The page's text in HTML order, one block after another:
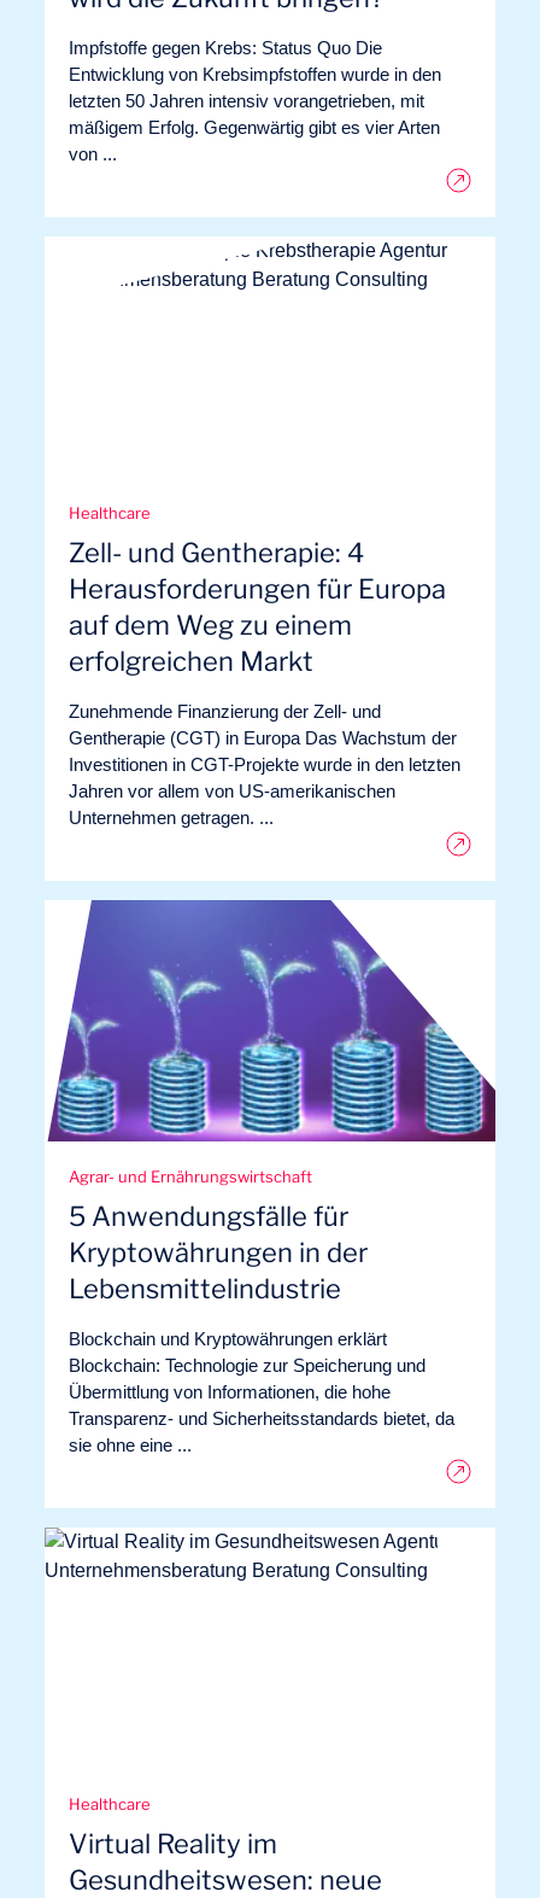
Impfstoffe gegen Krebs: Status Quo Die
Entwicklung von Krebsimpfstoffen wurde in den
letzten 50 Jahren intensiv vorangetrieben, mit
mäßigem Erfolg. Gegenwärtig gibt es vier Arten
von ...
Healthcare
Zell- und Gentherapie: 4
Herausforderungen für Europa
auf dem Weg zu einem
erfolgreichen Markt
Zunehmende Finanzierung der Zell- und
Gentherapie (CGT) in Europa Das Wachstum der
Investitionen in CGT-Projekte wurde in den letzten
Jahren vor allem von US-amerikanischen
Unternehmen getragen. ...
Agrar- und Ernährungswirtschaft
5 Anwendungsfälle für
Kryptowährungen in der
Lebensmittelindustrie
Blockchain und Kryptowährungen erklärt
Blockchain: Technologie zur Speicherung und
Übermittlung von Informationen, die hohe
Transparenz- und Sicherheitsstandards bietet, da
sie ohne eine ...
Healthcare
Virtual Reality im
Gesundheitswesen: neue